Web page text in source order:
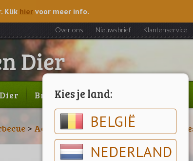
Kies je land:
BELGIË
NEDERLAND
Klik hier voor meer info.
Over ons Nieuwsbrief Klantenservice
Dier Brood & gebak
> Accessoires >Outdoorchef